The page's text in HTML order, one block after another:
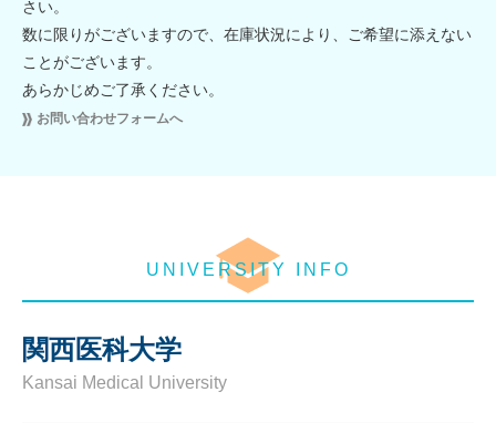
さい。
数に限りがございますので、在庫状況により、ご希望に添えない
ことがございます。
あらかじめご了承ください。
お問い合わせフォームへ
UNIVERSITY INFO
関西医科大学
Kansai Medical University